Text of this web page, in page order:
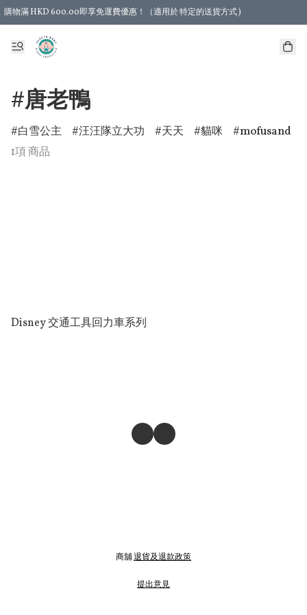
購物滿 HKD 600.00即享免運費優惠！（適用於 特定的送貨方式 )
#唐老鴨
白雪公主 汪汪隊立大功 天天 貓咪
mofusand
1項 商品
Disney 交通工具回力車系列
商舖退貨及退款政策
提出意見